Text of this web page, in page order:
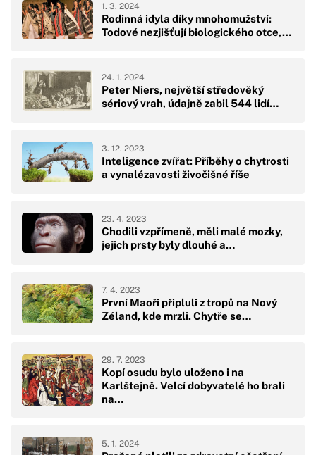
Rodinná idyla díky mnohomužství:
Todové nezjišťují biologického otce,…
1. 3. 2024
Peter Niers, největší středověký
sériový vrah, údajně zabil 544 lidí…
24. 1. 2024
Inteligence zvířat: Příběhy o chytrosti
a vynalézavosti živočišné říše
3. 12. 2023
Chodili vzpřímeně, měli malé mozky,
jejich prsty byly dlouhé a…
23. 4. 2023
První Maoři připluli z tropů na Nový
Zéland, kde mrzli. Chytře se…
7. 4. 2023
Kopí osudu bylo uloženo i na
Karlštejně. Velcí dobyvatelé ho brali
na…
29. 7. 2023
5. 1. 2024